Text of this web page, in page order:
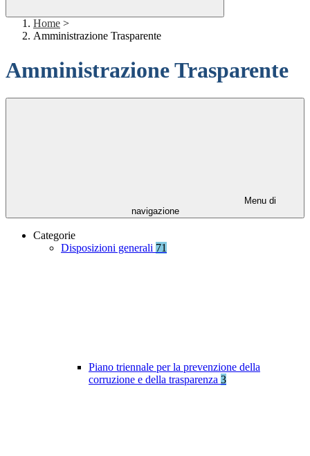
Home >
Amministrazione Trasparente
Amministrazione Trasparente
Menu di
navigazione
Categorie
Disposizioni generali 71
Piano triennale per la prevenzione della
corruzione e della trasparenza 3